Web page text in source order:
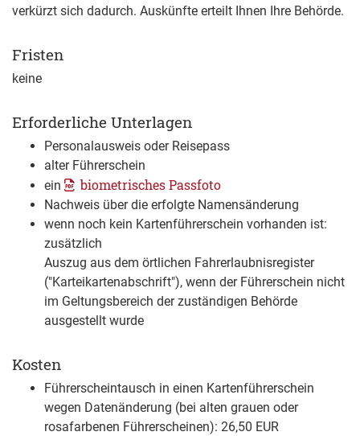
verkürzt sich dadurch. Auskünfte erteilt Ihnen Ihre Behörde.
Fristen
keine
Erforderliche Unterlagen
Personalausweis oder Reisepass
alter Führerschein
ein
biometrisches Passfoto
Nachweis über die erfolgte Namensänderung
wenn noch kein Kartenführerschein vorhanden ist:
zusätzlich
Auszug aus dem örtlichen Fahrerlaubnisregister
("Karteikartenabschrift"), wenn der Führerschein nicht
im Geltungsbereich der zuständigen Behörde
ausgestellt wurde
Kosten
Führerscheintausch in einen Kartenführerschein
wegen Datenänderung (bei alten grauen oder
rosafarbenen Führerscheinen): 26,50 EUR